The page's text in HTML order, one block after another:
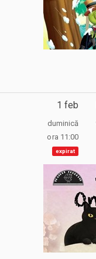
1 feb
duminică
ora 11:00
expirat